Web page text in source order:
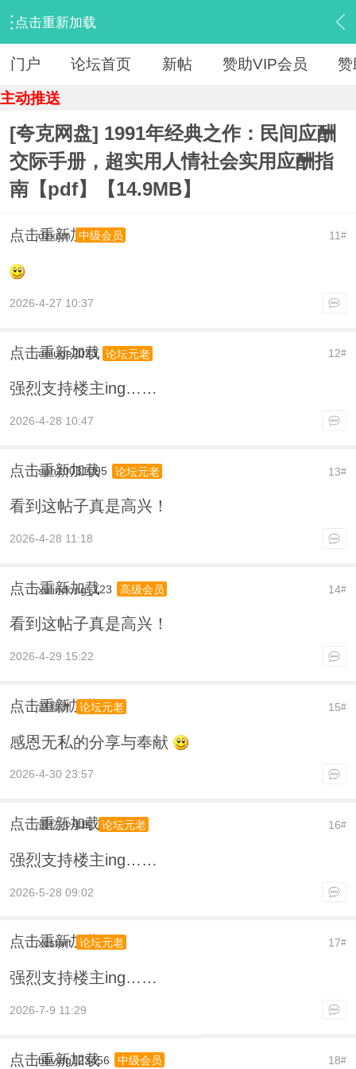
点击重新加载
› 【 资源区 】 › 『电子书』 › 内容
门户 论坛首页 新帖 赞助VIP会员 赞
主动推送
[夸克网盘] 1991年经典之作：民间应酬
交际手册，超实用人情社会实用应酬指
南【pdf】【14.9MB】
点击重新加载 11#
dzxcm 中级会员
2026-4-27 10:37
点击重新加载 12#
aniuge2023 论坛元老
强烈支持楼主ing……
2026-4-28 10:47
点击重新加载 13#
sph20031095 论坛元老
看到这帖子真是高兴！
2026-4-28 11:18
点击重新加载 14#
xulindong_123 高级会员
看到这帖子真是高兴！
2026-4-29 15:22
点击重新加载 15#
赵新洲 论坛元老
感恩无私的分享与奉献
2026-4-30 23:57
点击重新加载 16#
最忆少年时 论坛元老
强烈支持楼主ing……
2026-5-28 09:02
点击重新加载 17#
xcstart 论坛元老
强烈支持楼主ing……
2026-7-9 11:29
点击重新加载 18#
bbvvfg123456 中级会员